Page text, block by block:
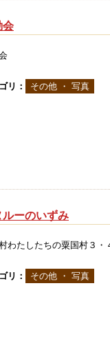
会
リ： その他 ・ 写真
ルーのいずみ
わたしたちの粟国村３
リ： その他 ・ 写真